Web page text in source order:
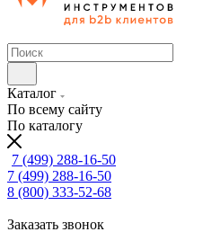
Каталог
По всему сайту
По каталогу
7 (499) 288-16-50
7 (499) 288-16-50
8 (800) 333-52-68
Заказать звонок